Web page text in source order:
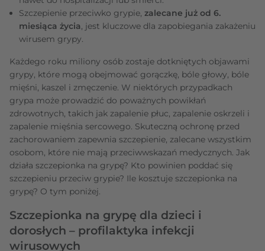
Szczepienie przeciwko grypie, zalecane już od 6.
miesiąca życia, jest kluczowe dla zapobiegania zakażeniu
wirusem grypy.
Każdego roku miliony osób zostaje dotkniętych objawami
grypy, które mogą obejmować gorączkę, bóle głowy, bóle
mięśni, kaszel i zmęczenie. W niektórych przypadkach
grypa może prowadzić do poważnych powikłań
zdrowotnych, takich jak zapalenie płuc, zapalenie oskrzeli i
zapalenie mięśnia sercowego. Skuteczną ochronę przed
zachorowaniem zapewnia szczepienie, zalecane wszystkim
osobom, które nie mają przeciwwskazań medycznych. Jak
działa szczepionka na grypę? Kto powinien poddać się
szczepieniu przeciw grypie? Ile kosztuje szczepionka na
grypę? O tym poniżej.
Szczepionka na grypę dla dzieci i
dorosłych – profilaktyka infekcji
wirusowych